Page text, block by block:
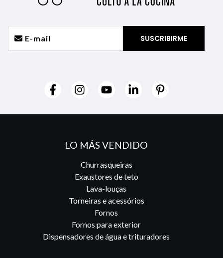
LO MÁS VENDIDO
Churrasqueiras
Exaustores de teto
Lava-louças
Torneiras e acessórios
Fornos
Fornos para exterior
Dispensadores de água e trituradores